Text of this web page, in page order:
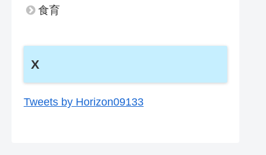
食育
X
Tweets by Horizon09133